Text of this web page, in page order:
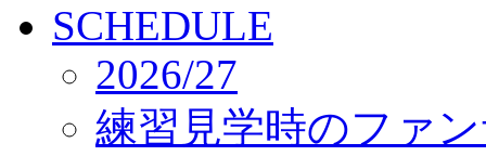
SCHEDULE
2026/27
練習見学時のファ